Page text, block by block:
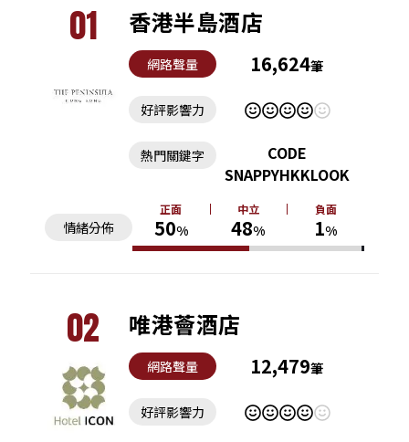
01 香港半島酒店
網路聲量 16,624筆
好評影響力
情緒分佈
正面
50%
中立
48%
負面
1%
熱門關鍵字
CODE
SNAPPYHKKLOOK
02 唯港薈酒店
網路聲量 12,479筆
好評影響力